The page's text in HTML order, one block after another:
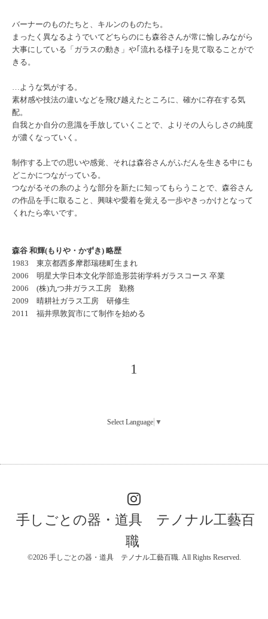
バーナーのものたちと、キルンのものたち。
まったく異なるようでいてどちらのにも森谷さんが常に愉しみながら
大事にしている「ガラスの動き」や｢流れる様子｣を見て取ることがで
きる。
…ような気がする。
素材感や技法の違いなどを飛び越えたところに、確かに存在する気
配。
自我とか自分の意識を手放していくことで、よりその人らしさの純度
が濃くなっていく。
制作する上での思いや感覚、それは森谷さんがふだんを生きる中にも
どこかにつながっている。
つながるその糸のような部分を新たに知ってもらうことで、森谷さん
の作品を手に取ること、興味や愛着を覚える一歩やきっかけとなって
くれたら幸いです。
森谷 和輝(もりや・かずき) 略歴
1983 東京都西多摩郡瑞穂町生まれ
2006 明星大学日本文化学部造形芸術学科ガラスコース 卒業
2006 (株)九つ井ガラス工房 勤務
2009 晴耕社ガラス工房 研修生
2011 福井県敦賀市にて制作を始める
1
Select Language ▼
手しごとの器・道具 テノナル工藝百
職
©2026 手しごとの器・道具 テノナル工藝百職. All Rights Reserved.